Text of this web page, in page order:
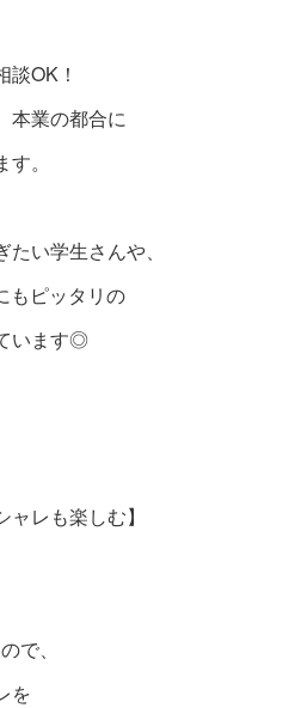
談OK！
本業の都合に
。
い学生さんや、
もピッタリの
います◎
ャレも楽しむ】
で、
を